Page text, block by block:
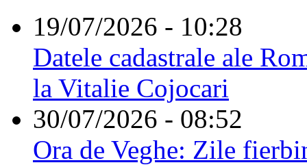
19/07/2026 - 10:28
Datele cadastrale ale
la Vitalie Cojocari
30/07/2026 - 08:52
Ora de Veghe: Zile